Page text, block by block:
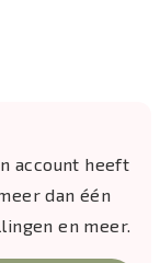
account heeft
dan één
en meer.